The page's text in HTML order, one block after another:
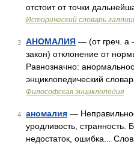
отстоит от точки
Исторический словарь
3 АНОМАЛИЯ — (от греч. а
закон) отклонение от
Равнозначно:
энциклопедический
Философская энциклопедия
4 аномалия —
уродливость, странность.
недостаток, ошибка...